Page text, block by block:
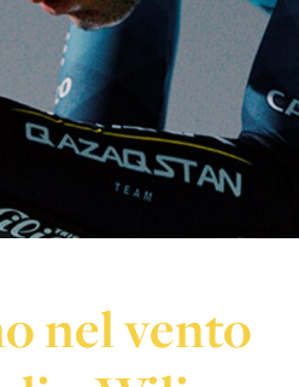
nel vento